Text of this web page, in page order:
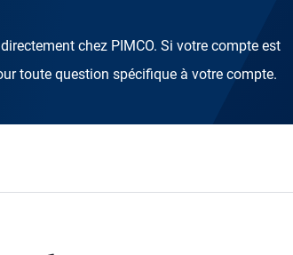
chez PIMCO. Si votre compte est
toute question spécifique à votre compte.